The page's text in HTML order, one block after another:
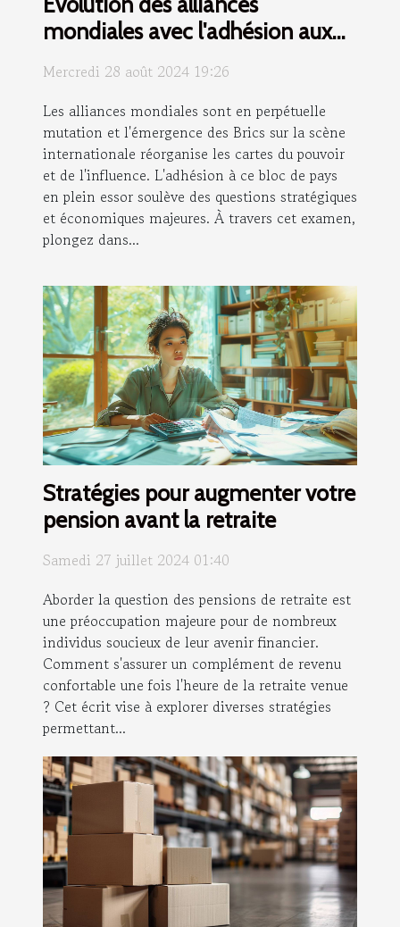
mondiales avec l'adhésion aux
Mercredi 28 août 2024 19:26
Les alliances mondiales sont en perpétuelle
mutation et l'émergence des Brics sur la scène
internationale réorganise les cartes du pouvoir
et de l'influence. L'adhésion à ce bloc de pays
en plein essor soulève des questions stratégiques
et économiques majeures. À travers cet examen,
plongez dans...
Stratégies pour augmenter votre
pension avant la retraite
Samedi 27 juillet 2024 01:40
Aborder la question des pensions de retraite est
une préoccupation majeure pour de nombreux
individus soucieux de leur avenir financier.
Comment s'assurer un complément de revenu
confortable une fois l'heure de la retraite venue
? Cet écrit vise à explorer diverses stratégies
permettant...